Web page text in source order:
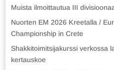
Muista ilmoittautua III
Nuorten EM 2026 Kreetalla /
Championship in Crete
Shakkitoimitsijakurssi verkossa
kertauskoe